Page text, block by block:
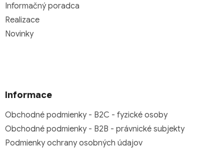
Informačný poradca
Realizace
Novinky
Informace
Obchodné podmienky - B2C - fyzické osoby
Obchodné podmienky - B2B - právnické subjekty
Podmienky ochrany osobných údajov